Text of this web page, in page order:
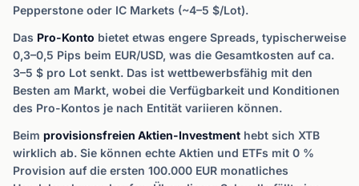
Pepperstone oder IC Markets (~4–5 $/Lot).
Das Pro-Konto bietet etwas engere Spreads, typischerweise
0,3–0,5 Pips beim EUR/USD, was die Gesamtkosten auf ca.
3–5 $ pro Lot senkt. Das ist wettbewerbsfähig mit den
Besten am Markt, wobei die Verfügbarkeit und Konditionen
des Pro-Kontos je nach Entität variieren können.
Beim provisionsfreien Aktien-Investment hebt sich XTB
wirklich ab. Sie können echte Aktien und ETFs mit 0 %
Provision auf die ersten 100.000 EUR monatliches